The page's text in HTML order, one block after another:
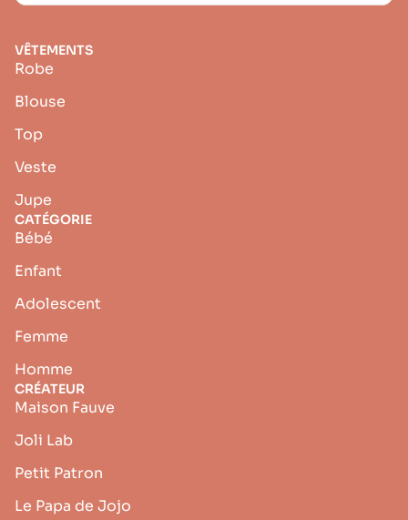
VÊTEMENTS
Robe
Blouse
Top
Veste
Jupe
CATÉGORIE
Bébé
Enfant
Adolescent
Femme
Homme
CRÉATEUR
Maison Fauve
Joli Lab
Petit Patron
Le Papa de Jojo